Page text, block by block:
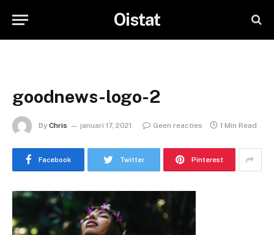
Oistat
goodnews-logo-2
By Chris januari 17, 2021 Geen reacties 1 Min Read
Facebook Twitter Pinterest